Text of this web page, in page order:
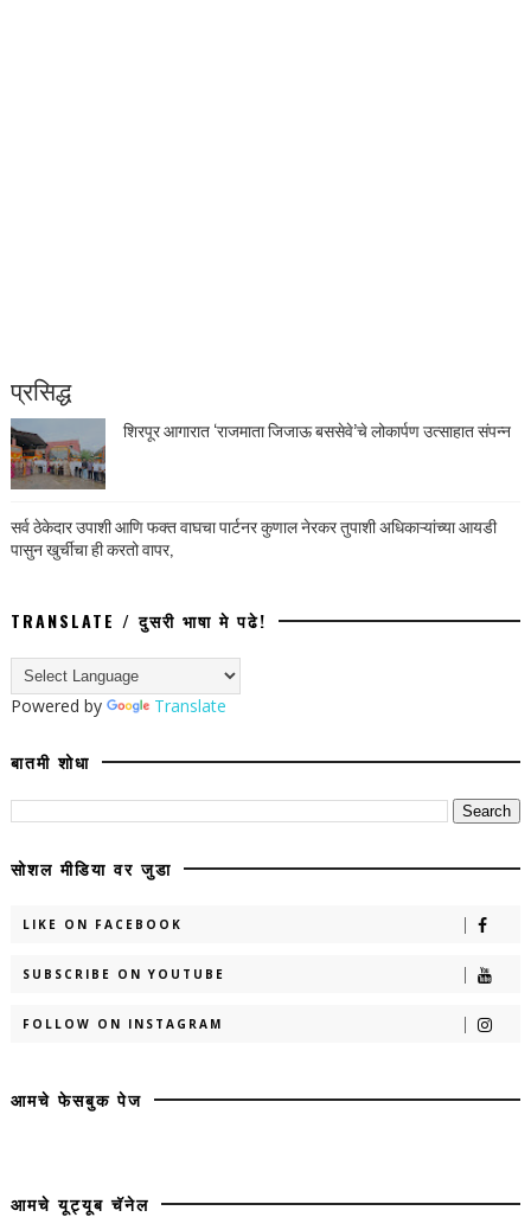
प्रसिद्ध
शिरपूर आगारात ‘राजमाता जिजाऊ बससेवे’चे लोकार्पण उत्साहात संपन्न
सर्व ठेकेदार उपाशी आणि फक्त वाघचा पार्टनर कुणाल नेरकर तुपाशी अधिकाऱ्यांच्या आयडी
पासुन खुर्चीचा ही करतो वापर,
TRANSLATE / दुसरी भाषा मे पढे!
Powered by Translate
बातमी शोधा
सोशल मीडिया वर जुडा
LIKE ON FACEBOOK
SUBSCRIBE ON YOUTUBE
FOLLOW ON INSTAGRAM
आमचे फेसबुक पेज
आमचे यूट्यूब चॅनेल